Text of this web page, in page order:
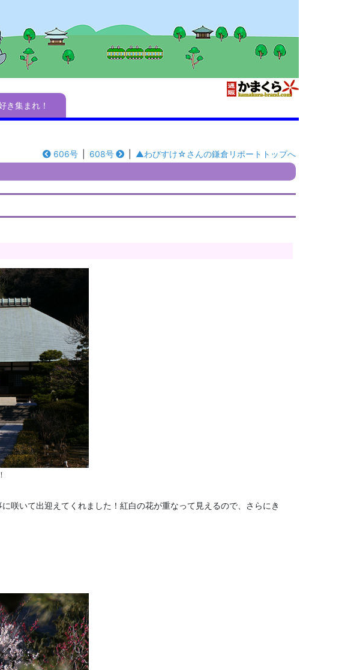
き集まれ！
606号 608号 ▲わびすけ☆さんの鎌倉リポートトップへ
咲いて出迎えてくれました！紅白の花が重なって見えるので、さらにき